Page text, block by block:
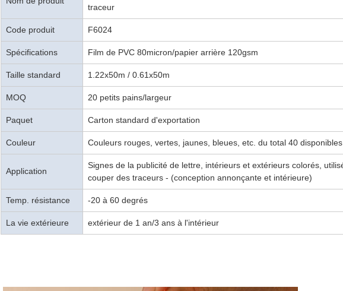
traceur
Code produit F6024
Spécifications Film de PVC 80micron/papier arrière 120gsm
Taille standard 1.22x50m / 0.61x50m
MOQ 20 petits pains/largeur
Paquet Carton standard d'exportation
Couleur Couleurs rouges, vertes, jaunes, bleues, etc. du total 40 disponibles
Application
Signes de la publicité de lettre, intérieurs et extérieurs colorés,
couper des traceurs - (conception annonçante et intérieure)
Temp. résistance -20 à 60 degrés
La vie extérieure extérieur de 1 an/3 ans à l'intérieur